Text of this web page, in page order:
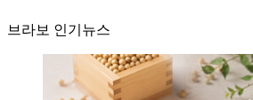
브라보 인기뉴스